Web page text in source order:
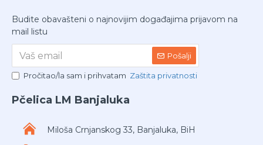
Budite obavašteni o najnovijim događajima prijavom na
mail listu
Pošalji
Pročitao/la sam i prihvatam Zaštita privatnosti
Pčelica LM Banjaluka
Miloša Crnjanskog 33, Banjaluka, BiH